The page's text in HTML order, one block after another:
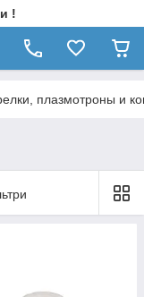
!
плазмотроны и